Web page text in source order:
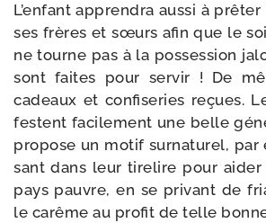
L’enfant appren­dra aus­si à
ses frères et sœurs afin que le
ne tourne pas à la pos­ses­sion
sont faites pour ser­vir ! De
cadeaux et confi­se­ries reçues.
festent faci­le­ment une belle
pro­pose un motif sur­na­tu­rel,
sant dans leur tire­lire pour
pays pauvre, en se pri­vant de
le carême au pro­fit de telle